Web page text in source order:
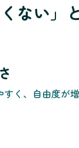
ない」
く、自由度が